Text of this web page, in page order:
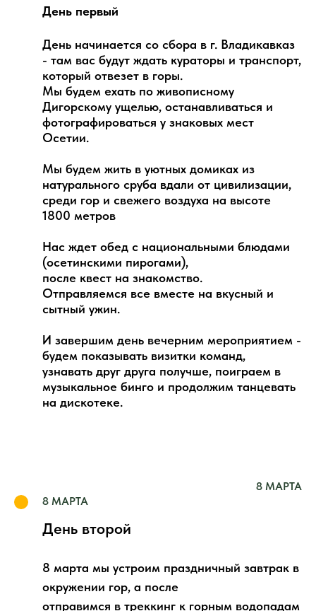
День первый
День начинается со сбора в г. Владикавказ
- там вас будут ждать кураторы и транспорт,
который отвезет в горы.
Мы будем ехать по живописному
Дигорскому ущелью, останавливаться и
фотографироваться у знаковых мест
Осетии.
Мы будем жить в уютных домиках из
натурального сруба вдали от цивилизации,
среди гор и свежего воздуха на высоте
1800 метров
Нас ждет обед с национальными блюдами
(осетинскими пирогами),
после квест на знакомство.
Отправляемся все вместе на вкусный и
сытный ужин.
И завершим день вечерним мероприятием -
будем показывать визитки команд,
узнавать друг друга получше, поиграем в
музыкальное бинго и продолжим танцевать
на дискотеке.
8 МАРТА
8 МАРТА
День второй
8 марта мы устроим праздничный завтрак в
окружении гор, а после
отправимся в треккинг к горным водопадам